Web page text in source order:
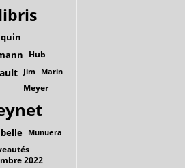
Hub
Jim Marin
Meyer
Munuera
2022